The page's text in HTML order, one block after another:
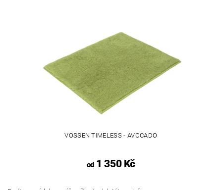
VOSSEN TIMELESS - AVOCADO
od1 350 Kč